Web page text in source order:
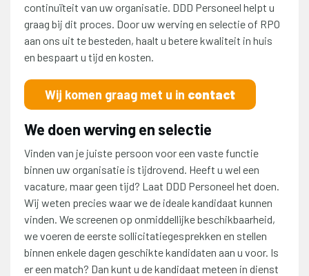
continuïteit van uw organisatie. DDD Personeel helpt u
graag bij dit proces. Door uw werving en selectie of RPO
aan ons uit te besteden, haalt u betere kwaliteit in huis
en bespaart u tijd en kosten.
Wij komen graag met u in contact
We doen werving en selectie
Vinden van je juiste persoon voor een vaste functie
binnen uw organisatie is tijdrovend. Heeft u wel een
vacature, maar geen tijd? Laat DDD Personeel het doen.
Wij weten precies waar we de ideale kandidaat kunnen
vinden. We screenen op onmiddellijke beschikbaarheid,
we voeren de eerste sollicitatiegesprekken en stellen
binnen enkele dagen geschikte kandidaten aan u voor. Is
er een match? Dan kunt u de kandidaat meteen in dienst